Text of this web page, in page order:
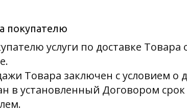
покупателю
услуги по доставке Товара
Товара заключен с условием о
в установленный Договором